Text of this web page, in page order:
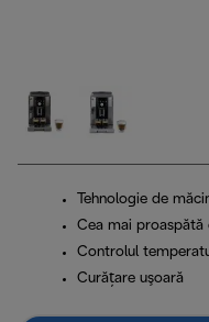
Tehnologie de
Cea mai proaspătă
Controlul
Curăţare uşoară